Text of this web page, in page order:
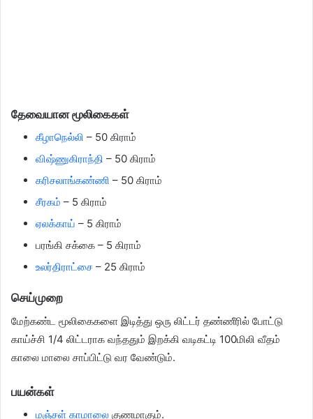
தேவையான மூலிகைகள்
கீழாநெல்லி – 50 கிராம்
விஷ்ணுகிராந்தி – 50 கிராம்
கரிசலாங்கண்ணி – 50 கிராம்
சீரகம் – 5 கிராம்
ஏலக்காய் – 5 கிராம்
பரங்கி சக்கை – 5 கிராம்
உலர்திராட்சை – 25 கிராம்
செய்முறை
மேற்கண்ட மூலிகைகளை இடித்து ஒரு லிட்டர் தண்ணீரில் போட்டு
காய்ச்சி 1/4 லிட்டராக வந்ததும் இறக்கி வடிகட்டி 100மிலி வீதம்
காலை மாலை சாப்பிட்டு வர வேண்டும்.
பயன்கள்
மஞ்சள் காமாலை குணமாகும்.